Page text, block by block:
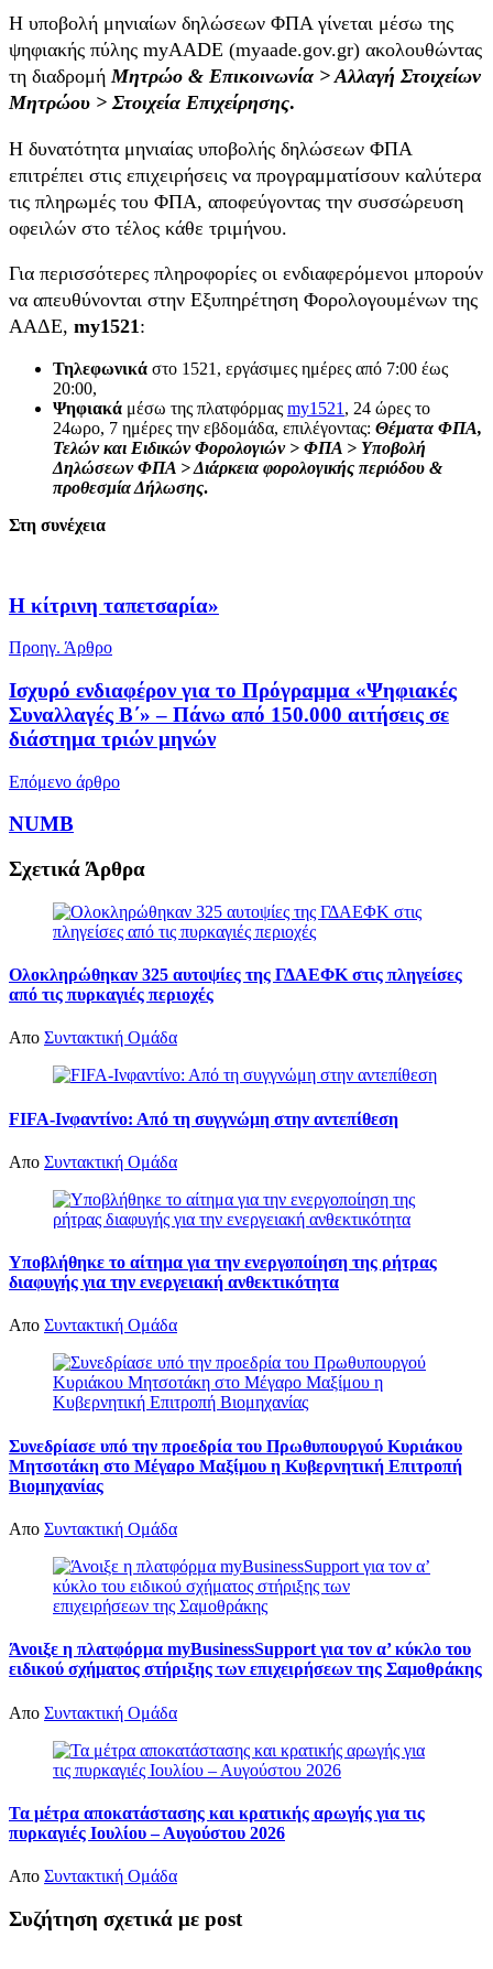
Η υποβολή μηνιαίων δηλώσεων ΦΠΑ γίνεται μέσω της
ψηφιακής πύλης myAADE (myaade.gov.gr) ακολουθώντας
τη διαδρομήΜητρώο & Επικοινωνία > Αλλαγή Στοιχείων
Μητρώου > Στοιχεία Επιχείρησης.
Η δυνατότητα μηνιαίας υποβολής δηλώσεων ΦΠΑ
επιτρέπει στις επιχειρήσεις να προγραμματίσουν καλύτερα
τις πληρωμές του ΦΠΑ, αποφεύγοντας την συσσώρευση
οφειλών στο τέλος κάθε τριμήνου.
Για περισσότερες πληροφορίες οι ενδιαφερόμενοι μπορούν
να απευθύνονται στην Εξυπηρέτηση Φορολογουμένων της
ΑΑΔΕ, my1521:
Τηλεφωνικά στο 1521, εργάσιμες ημέρες από 7:00 έως
20:00,
Ψηφιακά μέσω της πλατφόρμας my1521 , 24 ώρες το
24ωρο, 7 ημέρες την εβδομάδα, επιλέγοντας: Θέματα ΦΠΑ,
Τελών και Ειδικών Φορολογιών > ΦΠΑ > Υποβολή
Δηλώσεων ΦΠΑ > Διάρκεια φορολογικής περιόδου &
προθεσμία Δήλωσης.
Στη συνέχεια
Η κίτρινη ταπετσαρία»
Προηγ. Άρθρο
Ισχυρό ενδιαφέρον για το Πρόγραμμα «Ψηφιακές
Συναλλαγές Β΄» – Πάνω από 150.000 αιτήσεις σε
διάστημα τριών μηνών
Επόμενο άρθρο
NUMB
Σχετικά Άρθρα
Ολοκληρώθηκαν 325 αυτοψίες της ΓΔΑΕΦΚ στις πληγείσες
από τις πυρκαγιές περιοχές
Απο Συντακτική Ομάδα
FIFA-Ινφαντίνο: Από τη συγγνώμη στην αντεπίθεση
Απο Συντακτική Ομάδα
Υποβλήθηκε το αίτημα για την ενεργοποίηση της ρήτρας
διαφυγής για την ενεργειακή ανθεκτικότητα
Απο Συντακτική Ομάδα
Συνεδρίασε υπό την προεδρία του Πρωθυπουργού Κυριάκου
Μητσοτάκη στο Μέγαρο Μαξίμου η Κυβερνητική Επιτροπή
Βιομηχανίας
Απο Συντακτική Ομάδα
Άνοιξε η πλατφόρμα myBusinessSupport για τον α’ κύκλο του
ειδικού σχήματος στήριξης των επιχειρήσεων της Σαμοθράκης
Απο Συντακτική Ομάδα
Τα μέτρα αποκατάστασης και κρατικής αρωγής για τις
πυρκαγιές Ιουλίου – Αυγούστου 2026
Απο Συντακτική Ομάδα
Συζήτηση σχετικά με post